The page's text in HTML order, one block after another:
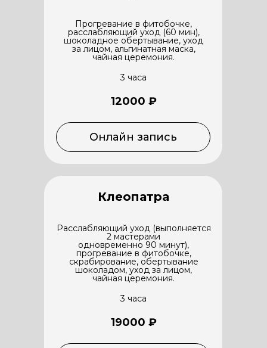
Онлайн запись
3 часа
Прогревание в фитобочке,
расслабляющий уход (60 мин),
шоколадное обертывание, уход
за лицом, альгинатная маска,
чайная церемония.
12000 ₽
Клеопатра
3 часа
Расслабляющий уход (выполняется
2 мастерами
одновременно 90 минут),
прогревание в фитобочке,
скрабирование, обертывание
шоколадом, уход за лицом,
чайная церемония.
19000 ₽